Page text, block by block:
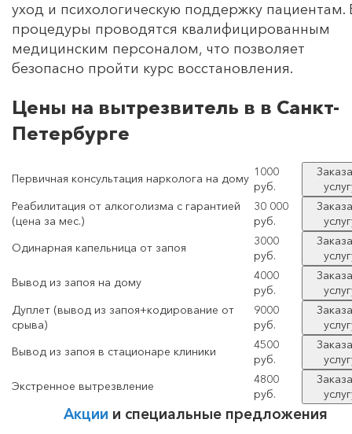
уход и психологическую поддержку пациентам.
процедуры проводятся квалифицированным
медицинским персоналом, что позволяет
безопасно пройти курс восстановления.
Цены на вытрезвитель в в Санкт-
Петербурге
Первичная консультация нарколога на дому 1000
руб.
Реабилитация от алкоголизма с гарантией
(цена за мес.)
30 000
руб.
Одинарная капельница от запоя
3000
руб.
Вывод из запоя на дому
4000
руб.
Дуплет (вывод из запоя+кодирование от
срыва)
9000
руб.
Вывод из запоя в стационаре клиники
4500
руб.
Экстренное вытрезвление
4800
руб.
Акции и специальные предложения